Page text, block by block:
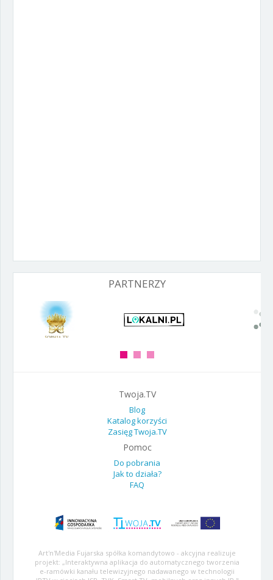
PARTNERZY
Twoja.TV
Blog
Katalog korzyści
Zasięg Twoja.TV
Pomoc
Do pobrania
Jak to działa?
FAQ
Art'n'Media Fujarska spółka komandytowo - akcyjna realizuje
projekt: „Interaktywna aplikacja do automatycznego tworzenia
e-ramówki kanału telewizyjnego nadawanego w technologii